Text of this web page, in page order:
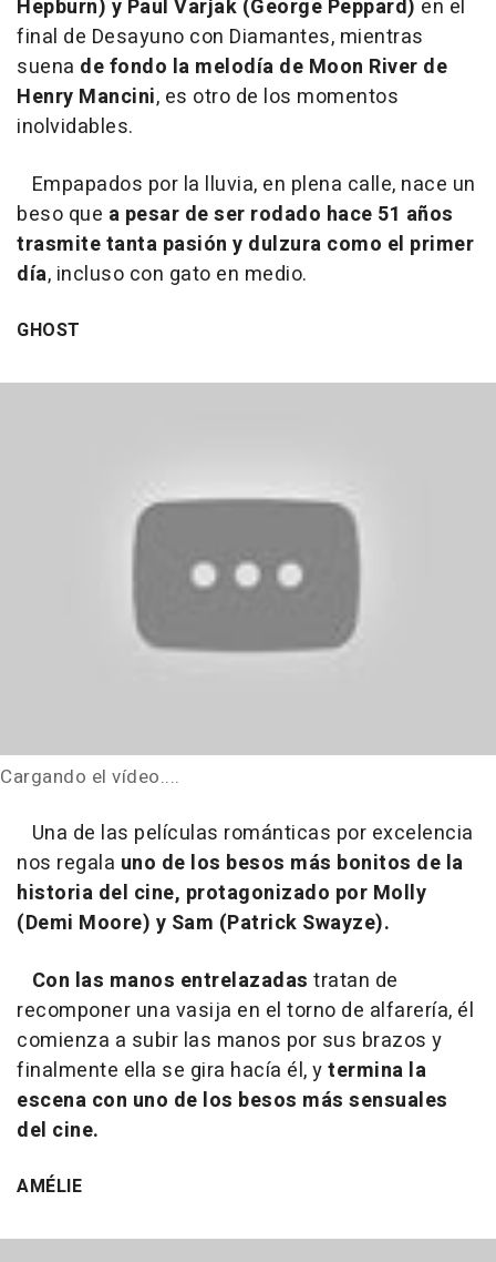
Hepburn) y Paul Varjak (George Peppard) en el
final de Desayuno con Diamantes, mientras
suena de fondo la melodía de Moon River de
Henry Mancini, es otro de los momentos
inolvidables.
Empapados por la lluvia, en plena calle, nace un
beso que a pesar de ser rodado hace 51 años
trasmite tanta pasión y dulzura como el primer
día, incluso con gato en medio.
GHOST
Cargando el vídeo....
Una de las películas románticas por excelencia
nos regala uno de los besos más bonitos de la
historia del cine, protagonizado por Molly
(Demi Moore) y Sam (Patrick Swayze).
Con las manos entrelazadas tratan de
recomponer una vasija en el torno de alfarería, él
comienza a subir las manos por sus brazos y
finalmente ella se gira hacía él, ytermina la
escena con uno de los besos más sensuales
del cine.
AMÉLIE